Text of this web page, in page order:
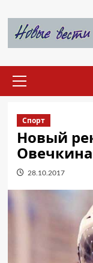
содержимому
меню
Спорт
Новый
Овечкина
28.10.2017